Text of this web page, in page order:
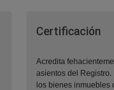
Certificación
Acredita
asientos del
los bienes inmuebles